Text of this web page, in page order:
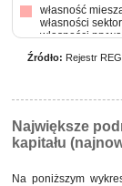
własność
własności
własności
własność
Źródło: Rejestr
Największe
kapitału
Na poniższym